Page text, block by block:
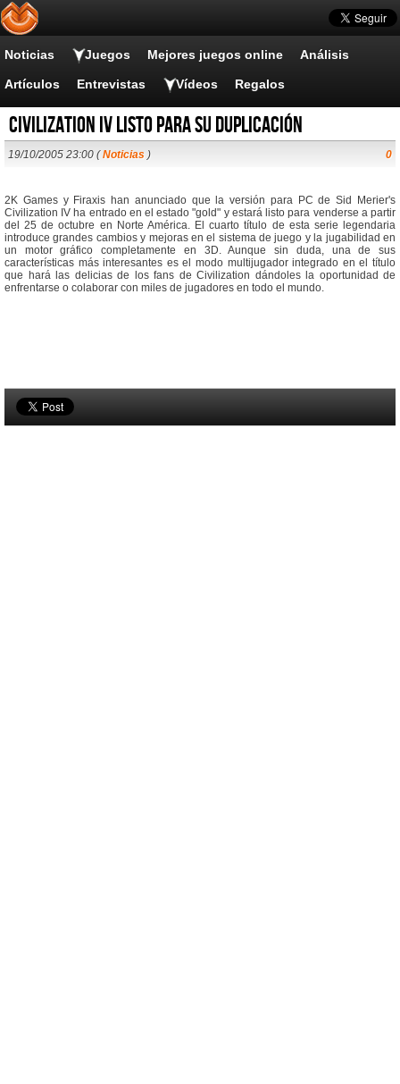
Noticias Juegos Mejores juegos online Análisis
Artículos Entrevistas Vídeos Regalos
Civilization IV listo para su duplicación
19/10/2005 23:00 (Noticias ) 0
2K Games y Firaxis han anunciado que la versión para PC de Sid Merier's
Civilization IV ha entrado en el estado "gold" y estará listo para venderse a partir
del 25 de octubre en Norte América. El cuarto título de esta serie legendaria
introduce grandes cambios y mejoras en el sistema de juego y la jugabilidad en
un motor gráfico completamente en 3D. Aunque sin duda, una de sus
características más interesantes es el modo multijugador integrado en el título
que hará las delicias de los fans de Civilization dándoles la oportunidad de
enfrentarse o colaborar con miles de jugadores en todo el mundo.